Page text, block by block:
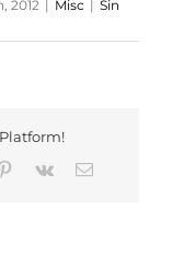
2012 | Misc | Sin
Pinterest
Vk
Correo